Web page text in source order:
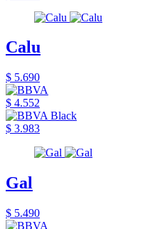
Calu
$ 5.690
$ 4.552
$ 3.983
Gal
$ 5.490